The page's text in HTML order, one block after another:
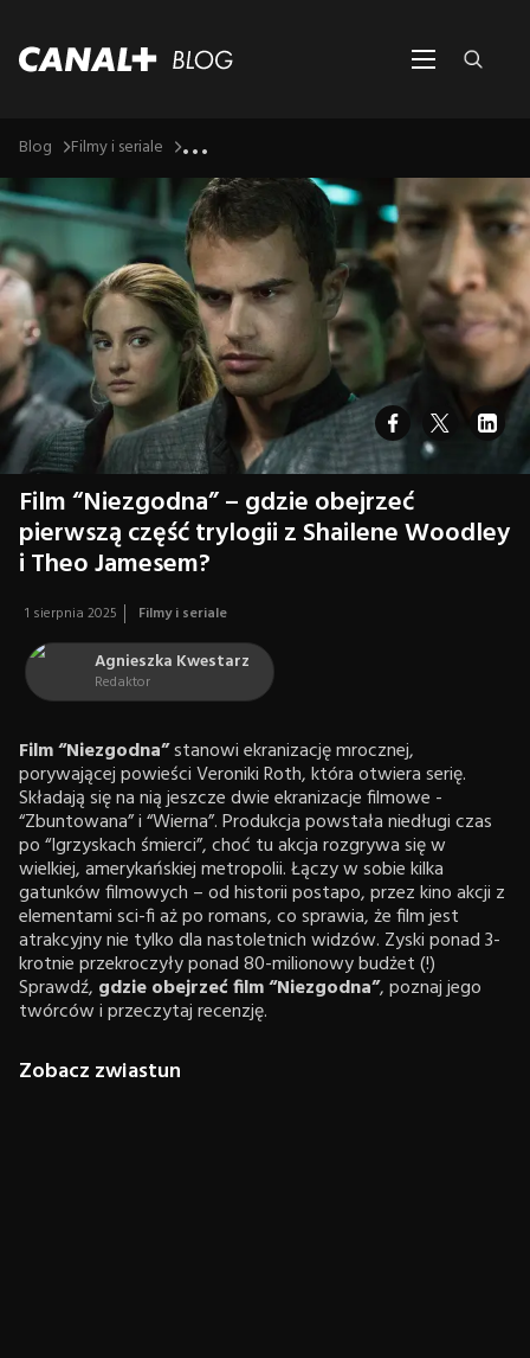
Blog Filmy i seriale ...
Film “Niezgodna” – gdzie obejrzeć
pierwszą część trylogii z Shailene Woodley
i Theo Jamesem?
1 sierpnia 2025 Filmy i seriale
Agnieszka Kwestarz
Redaktor
Film “Niezgodna”stanowi ekranizację mrocznej,
porywającej powieści Veroniki Roth, która otwiera serię.
Składają się na nią jeszcze dwie ekranizacje filmowe -
“Zbuntowana” i “Wierna”. Produkcja powstała niedługi czas
po “Igrzyskach śmierci”, choć tu akcja rozgrywa się w
wielkiej, amerykańskiej metropolii. Łączy w sobie kilka
gatunków filmowych – od historii postapo, przez kino akcji z
elementami sci-fi aż po romans, co sprawia, że film jest
atrakcyjny nie tylko dla nastoletnich widzów. Zyski ponad 3-
krotnie przekroczyły ponad 80-milionowy budżet (!)
Sprawdź, gdzie obejrzeć film “Niezgodna”, poznaj jego
twórców i przeczytaj recenzję.
Zobacz zwiastun